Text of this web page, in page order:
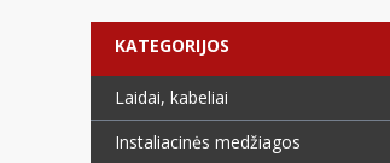
KATEGORIJOS
Laidai, kabeliai
Instaliacinės medžiagos